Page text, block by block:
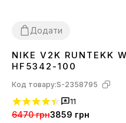
Додати
3637 3944
NIKE V2K RUNTEKK
HF5342-100
Код товару:S-2358795
11
6470 грн3859 грн